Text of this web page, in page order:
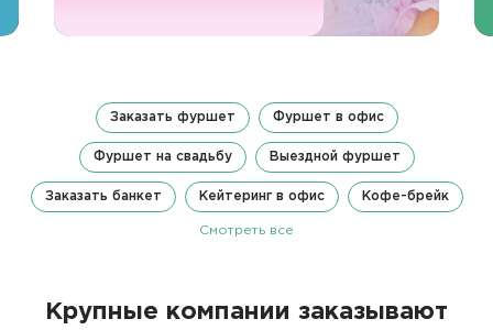
Заказать фуршет Фуршет в офис
Фуршет на свадьбу Выездной фуршет
Заказать банкет Кейтеринг в офис Кофе-брейк
Смотреть все
Крупные компании заказывают